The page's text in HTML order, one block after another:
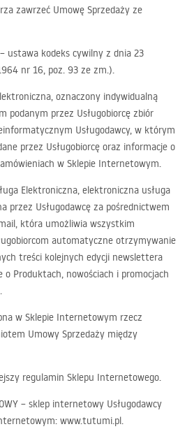
zawrzeć Umowę Sprzedaży ze
– ustawa kodeks cywilny z dnia 23
nr 16, poz. 93 ze zm.).
oznaczony indywidualną
podanym przez Usługobiorcę zbiór
Usługodawcy, w którym
przez Usługobiorcę oraz informacje o
w Sklepie Internetowym.
Elektroniczna, elektroniczna usługa
przez Usługodawcę za pośrednictwem
która umożliwia wszystkim
automatyczne otrzymywanie
treści kolejnych edycji newslettera
o Produktach, nowościach i promocjach
w Sklepie Internetowym rzecz
Umowy Sprzedaży między
regulamin Sklepu Internetowego.
– sklep internetowy Usługodawcy
www.tutumi.pl.